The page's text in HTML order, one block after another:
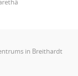
in Breithardt